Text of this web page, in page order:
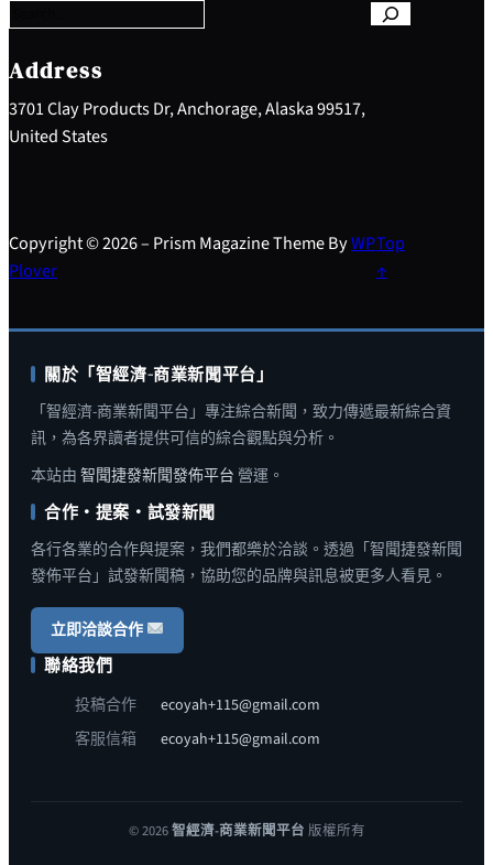
c
h
Address
3701 Clay Products Dr, Anchorage, Alaska 99517,
United States
Copyright © 2026 – Prism Magazine Theme ByWP
Plover
Top
↑
關於「智經濟-商業新聞平台」
「智經濟-商業新聞平台」專注綜合新聞，致力傳遞最新綜合資
訊，為各界讀者提供可信的綜合觀點與分析。
本站由 智聞捷發新聞發佈平台 營運。
合作・提案・試發新聞
各行各業的合作與提案，我們都樂於洽談。透過「智聞捷發新聞
發佈平台」試發新聞稿，協助您的品牌與訊息被更多人看見。
立即洽談合作
聯絡我們
投稿合作
ecoyah+115@gmail.com
客服信箱
ecoyah+115@gmail.com
© 2026智經濟-商業新聞平台 版權所有